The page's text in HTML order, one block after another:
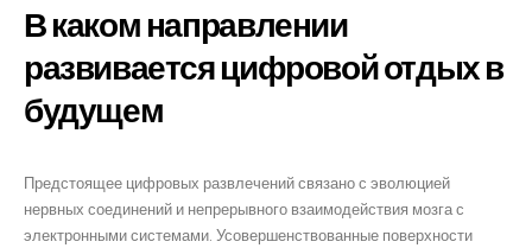
В каком направлении
развивается цифровой отдых в
будущем
Предстоящее цифровых развлечений связано с эволюцией
нервных соединений и непрерывного взаимодействия мозга с
электронными системами. Усовершенствованные поверхности